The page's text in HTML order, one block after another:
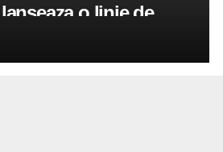
lanseaza o linie de
inspirata de Grimace si